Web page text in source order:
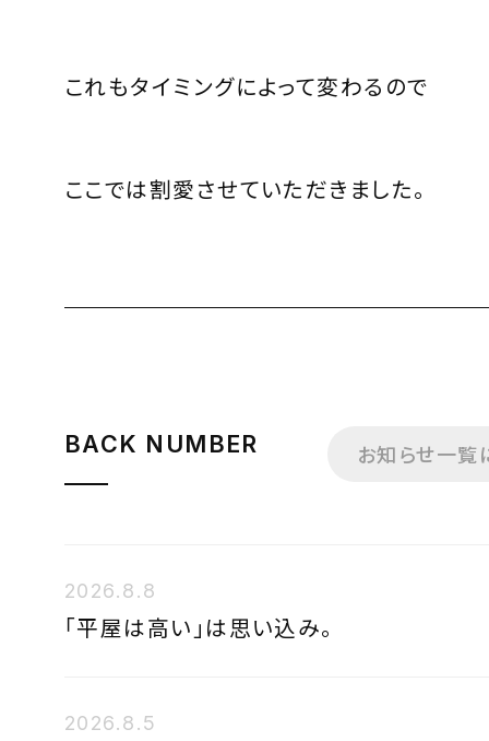
これもタイミングによって変わるので
ここでは割愛させていただきました。
BACK NUMBER お知らせ一覧
2026.8.8
「平屋は高い」は思い込み。
2026.8.5